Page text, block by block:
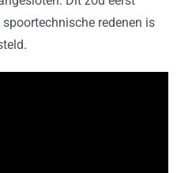
redenen is